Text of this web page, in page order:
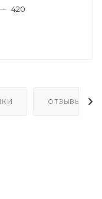
420
ОТЗЫВЫ